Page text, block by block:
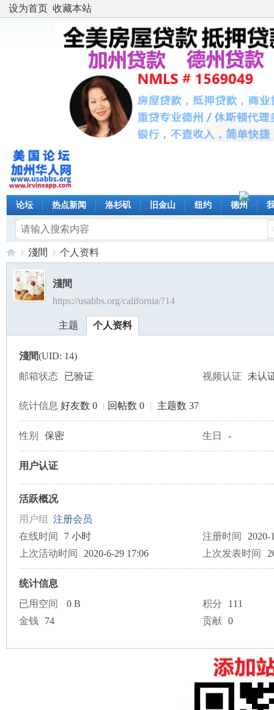
设为首页 收藏本站
论坛 热点新闻 洛杉矶 旧金山 纽约 德州
美›
淺間 个人资料
淺間
https://usabbs.org/california/?14
主题 个人资料
淺間(UID: 14)
邮箱状态
已验证 视频认证 未认
统计信息 好友数 0 | 回帖数 0 | 主题数 37
性别 保密 生日 -
用户认证
活跃概况
用户组 注册会员
在线时间
7 小时 注册时间
2020-
上次活动时间
2020-6-29 17:06 上次发表时间
统计信息
已用空间
0 B 积分
111
金钱
74 贡献 0